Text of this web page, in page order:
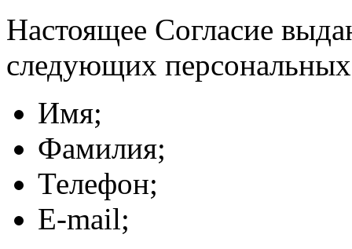
Настоящее Согласие
следующих
Имя;
Фамилия;
Телефон;
E-mail;